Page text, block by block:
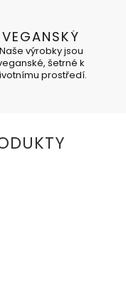
VEGANSKÝ
Naše výrobky jsou
šetrné k
prostředí.